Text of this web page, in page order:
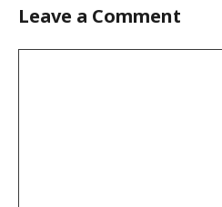
Leave a Comment